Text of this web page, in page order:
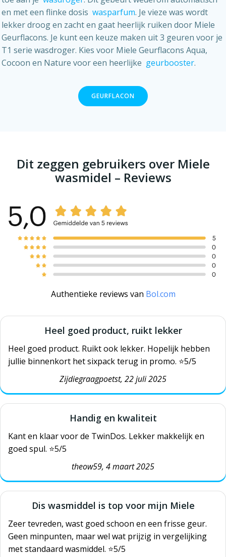
en met een flinke dosis wasparfum. Je vieze was wordt
lekker droog en zacht en gaat heerlijk ruiken door Miele
Geurflacons. Je kunt een keuze maken uit 3 geuren voor je
T1 serie wasdroger. Kies voor Miele Geurflacons Aqua,
Cocoon en Nature voor een heerlijke geurbooster.
GEURFLACON
Dit zeggen gebruikers over Miele
wasmidel – Reviews
Authentieke reviews van Bol.com
Heel goed product, ruikt lekker
Heel goed product. Ruikt ook lekker. Hopelijk hebben
jullie binnenkort het sixpack terug in promo. ⭐️5/5
Zijdiegraagpoetst, 22 juli 2025
Handig en kwaliteit
Kant en klaar voor de TwinDos. Lekker makkelijk en
goed spul. ⭐️5/5
theow59, 4 maart 2025
Dis wasmiddel is top voor mijn Miele
Zeer tevreden, wast goed schoon en een frisse geur.
Geen minpunten, maar wel wat prijzig in vergelijking
met standaard wasmiddel. ⭐️5/5